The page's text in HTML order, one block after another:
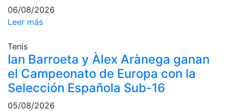
Histórico del
Campeonato
Otros deportes
Área social
06/08/2026
Leer más
Tenis
Ian Barroeta y Àlex Arànega ganan
el Campeonato de Europa con la
Selección Española Sub-16
05/08/2026